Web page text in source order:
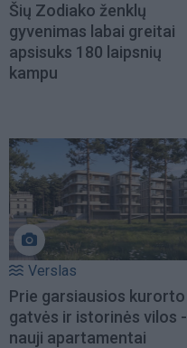
Šių Zodiako ženklų
gyvenimas labai greitai
apsisuks 180 laipsnių
kampu
Verslas
Prie garsiausios kurorto
gatvės ir istorinės vilos -
nauji apartamentai